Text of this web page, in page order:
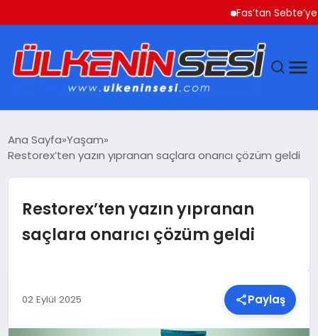
Fas’tan Sebte’ye
GÜNDEM
MAGAZIN
Ana Sayfa Yaşam
Restorex’ten yazın yıpranan saçlara onarıcı çözüm geldi
Restorex’ten yazın yıpranan
saçlara onarıcı çözüm geldi
02 Eylül 2025 Paylaş